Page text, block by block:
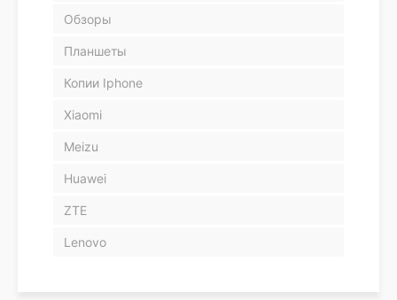
Обзоры
Планшеты
Копии Iphone
Xiaomi
Meizu
Huawei
ZTE
Lenovo